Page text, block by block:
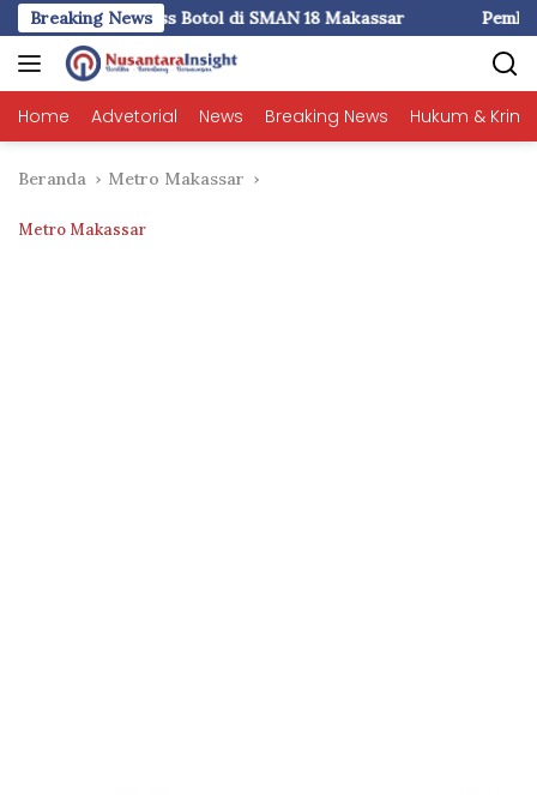
Langsung
ke
konten
Breaking News
SMAN 18 Makassar Pemkot Makassar Pastikan PSEL
Home Advetorial News Breaking News Hukum &
Beranda Metro Makassar
Metro Makassar